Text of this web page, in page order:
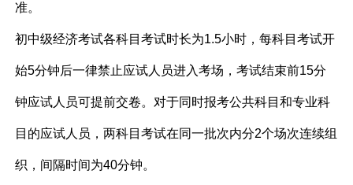
准。
初中级经济考试各科目考试时长为1.5小时，每科目考试开
始5分钟后一律禁止应试人员进入考场，考试结束前15分
钟应试人员可提前交卷。对于同时报考公共科目和专业科
目的应试人员，两科目考试在同一批次内分2个场次连续组
织，间隔时间为40分钟。